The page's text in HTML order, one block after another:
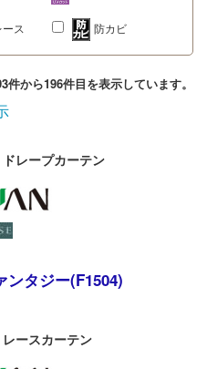
ス 防カビ
から196件目を表示しています。
ドレープカーテン
ンタジー(F1504)
レースカーテン